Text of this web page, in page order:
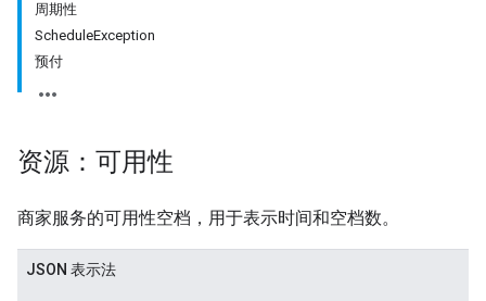
周期性
ScheduleException
预付
资源：可用性
商家服务的可用性空档，用于表示时间和空档数。
JSON 表示法